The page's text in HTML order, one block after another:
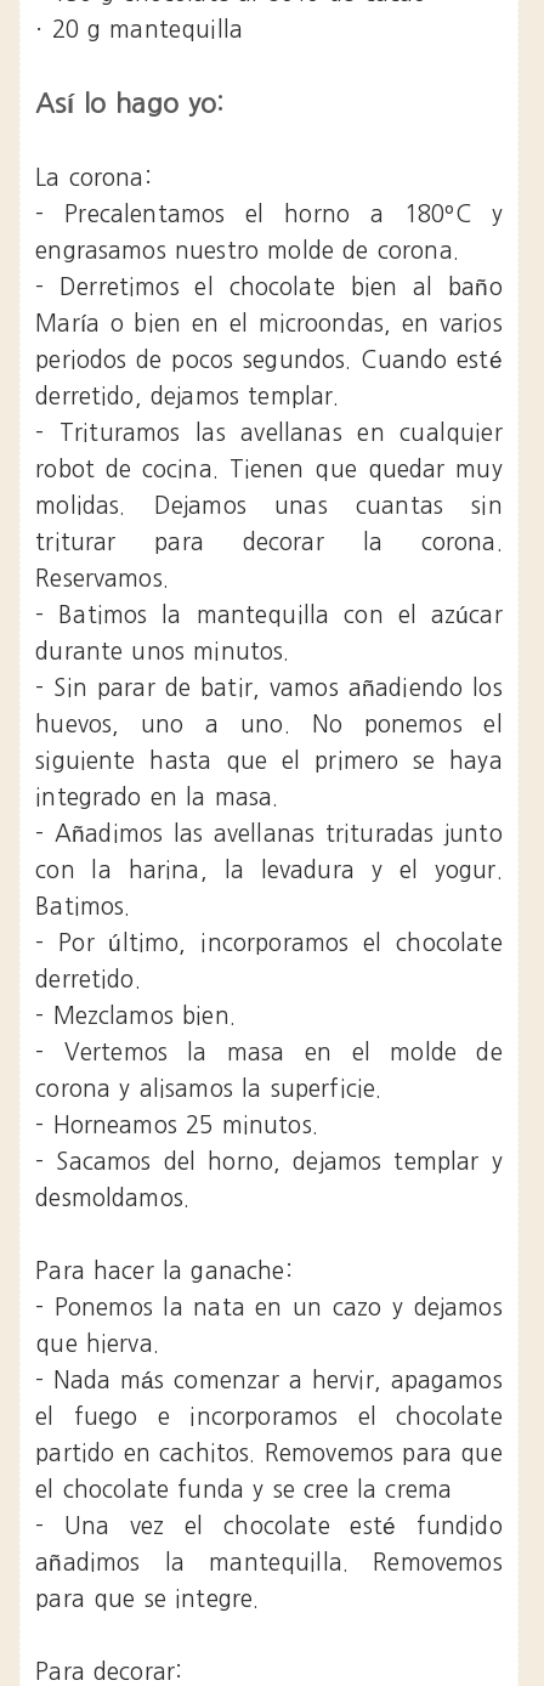
· 20 g mantequilla
Así lo hago yo:
La corona:
- Precalentamos el horno a 180ºC y
engrasamos nuestro molde de corona.
- Derretimos el chocolate bien al baño
María o bien en el microondas, en varios
periodos de pocos segundos. Cuando esté
derretido, dejamos templar.
- Trituramos las avellanas en cualquier
robot de cocina. Tienen que quedar muy
molidas. Dejamos unas cuantas sin
triturar para decorar la corona.
Reservamos.
- Batimos la mantequilla con el azúcar
durante unos minutos.
- Sin parar de batir, vamos añadiendo los
huevos, uno a uno. No ponemos el
siguiente hasta que el primero se haya
integrado en la masa.
- Añadimos las avellanas trituradas junto
con la harina, la levadura y el yogur.
Batimos.
- Por último, incorporamos el chocolate
derretido.
- Mezclamos bien.
- Vertemos la masa en el molde de
corona y alisamos la superficie.
- Horneamos 25 minutos.
- Sacamos del horno, dejamos templar y
desmoldamos.
Para hacer la ganache:
- Ponemos la nata en un cazo y dejamos
que hierva.
- Nada más comenzar a hervir, apagamos
el fuego e incorporamos el chocolate
partido en cachitos. Removemos para que
el chocolate funda y se cree la crema
- Una vez el chocolate esté fundido
añadimos la mantequilla. Removemos
para que se integre.
Para decorar: